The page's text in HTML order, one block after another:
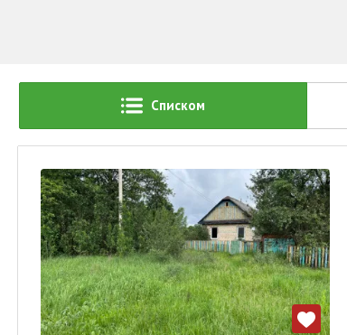
Списком